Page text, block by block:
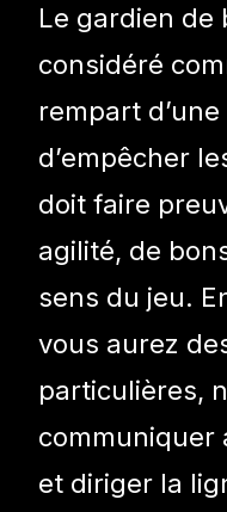
Le gardien de
considéré
rempart
d’empêcher
doit faire
agilité, de
sens du jeu.
vous aurez
particulières,
communiquer
et diriger la